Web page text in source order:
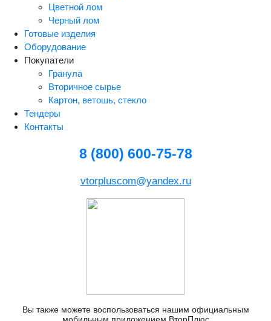
Цветной лом
Черный лом
Готовые изделия
Оборудование
Покупатели
Гранула
Вторичное сырье
Картон, ветошь, стекло
Тендеры
Контакты
8 (800) 600-75-78
vtorpluscom@yandex.ru
Вы также можете воспользоваться нашим официальным